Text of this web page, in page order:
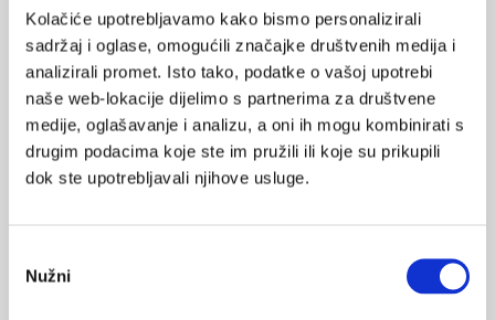
Kolačiće upotrebljavamo kako bismo personalizirali
sadržaj i oglase, omogućili značajke društvenih medija i
analizirali promet. Isto tako, podatke o vašoj upotrebi
naše web-lokacije dijelimo s partnerima za društvene
medije, oglašavanje i analizu, a oni ih mogu kombinirati s
drugim podacima koje ste im pružili ili koje su prikupili
dok ste upotrebljavali njihove usluge.
pristanka
Nužni
respiratornim i kardijalnim morbiditetom
U brojnim drugim studijama definirano je mnogo različitih
fenotipova, a mi smo prikazali nekoliko najčešćih, koji se
spominju u najvećem broju studija (6):
1. fenotip čestog egzacerbatora
2. emfizem-hiperinflacija fenotip